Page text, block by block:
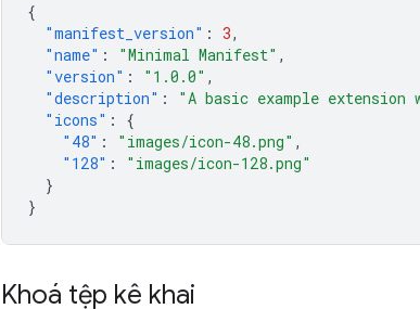
{
"manifest_version" : 3,
"name" : "Minimal Manifest" ,
"version" : "1.0.0" ,
"description" : "A basic example
"icons" :
{
"48" : "images/icon-48.png" ,
"128" :
"images/icon-128.png"
}
}
Khoá tệp kê khai